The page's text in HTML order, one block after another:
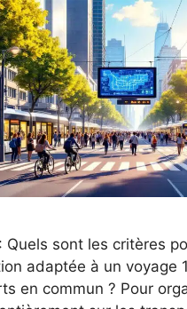
Quels sont les critères
adaptée à un voyage
en commun ? Pour